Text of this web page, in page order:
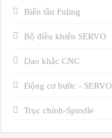
Biến tần Fuling
Bộ điều khiển SERVO
Dao khắc CNC
Động cơ bước - SERVO
Trục chính-Spindle